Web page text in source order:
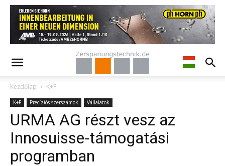
Kezdőlap K+F
K+F Precíziós szerszámok Vállalatok
URMA AG részt vesz az
Innosuisse-támogatási
programban